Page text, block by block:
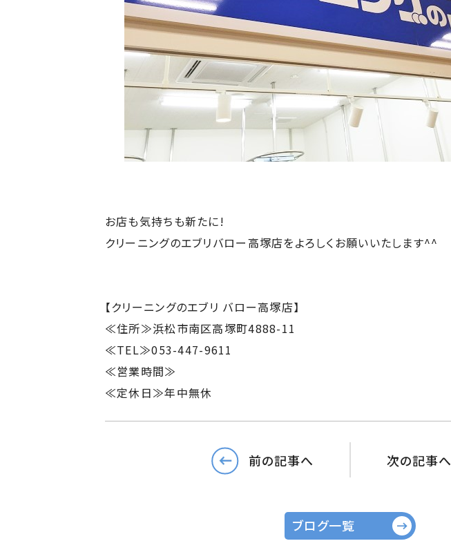
お店も気持ちも新たに!
クリーニングのエブリバロー高塚店をよろしくお願いいたします^^
【クリーニングのエブリ バロー高塚店】
≪住所≫浜松市南区高塚町4888-11
≪TEL≫053-447-9611
≪営業時間≫
≪定休日≫年中無休
前の記事へ 次の記事へ
ブログ一覧